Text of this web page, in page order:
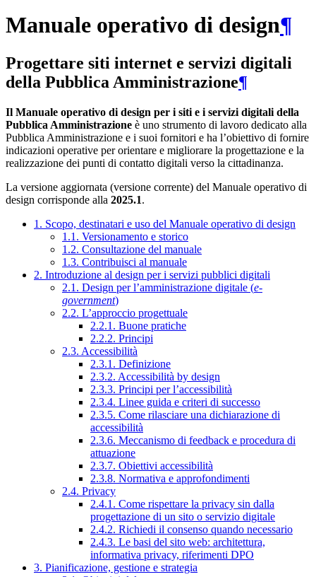
Manuale operativo di design¶
Progettare siti internet e servizi digitali
della Pubblica Amministrazione¶
Il Manuale operativo di design per i siti e i servizi digitali della
Pubblica Amministrazione è uno strumento di lavoro dedicato alla
Pubblica Amministrazione e i suoi fornitori e ha l’obiettivo di fornire
indicazioni operative per orientare e migliorare la progettazione e la
realizzazione dei punti di contatto digitali verso la cittadinanza.
La versione aggiornata (versione corrente) del Manuale operativo di
design corrisponde alla 2025.1.
1. Scopo, destinatari e uso del Manuale operativo di design
1.1. Versionamento e storico
1.2. Consultazione del manuale
1.3. Contribuisci al manuale
2. Introduzione al design per i servizi pubblici digitali
2.1. Design per l’amministrazione digitale (e-
government)
2.2. L’approccio progettuale
2.2.1. Buone pratiche
2.2.2. Principi
2.3. Accessibilità
2.3.1. Definizione
2.3.2. Accessibilità by design
2.3.3. Principi per l’accessibilità
2.3.4. Linee guida e criteri di successo
2.3.5. Come rilasciare una dichiarazione di
accessibilità
2.3.6. Meccanismo di feedback e procedura di
attuazione
2.3.7. Obiettivi accessibilità
2.3.8. Normativa e approfondimenti
2.4. Privacy
2.4.1. Come rispettare la privacy sin dalla
progettazione di un sito o servizio digitale
2.4.2. Richiedi il consenso quando necessario
2.4.3. Le basi del sito web: architettura,
informativa privacy, riferimenti DPO
3. Pianificazione, gestione e strategia